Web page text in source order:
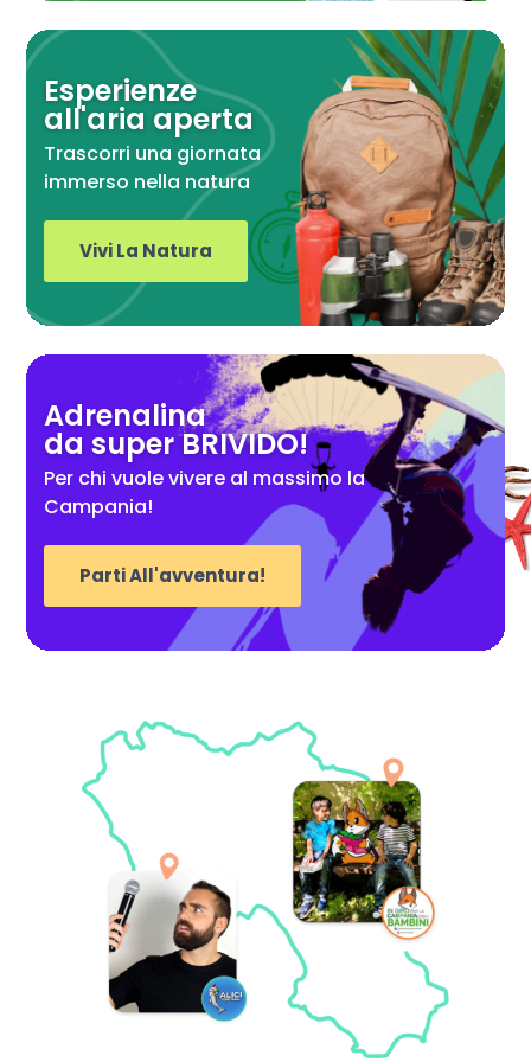
Esperienze
all'aria aperta
Trascorri una giornata
immerso nella natura
Vivi La Natura
Adrenalina
da super BRIVIDO!
Per chi vuole vivere al massimo la
Campania!
Parti All'avventura!